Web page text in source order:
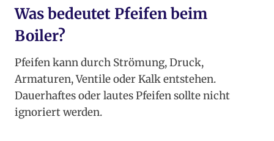
Was bedeutet Pfeifen beim
Boiler?
Pfeifen kann durch Strömung, Druck,
Armaturen, Ventile oder Kalk entstehen.
Dauerhaftes oder lautes Pfeifen sollte nicht
ignoriert werden.